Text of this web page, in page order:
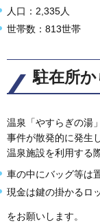
人口：2,335人
世帯数：813世帯
駐在所
温泉「やすらぎの湯
事件が散発的に発生
温泉施設を利用する
車の中にバッグ等は
現金は鍵の掛かるロ
をお願いします。